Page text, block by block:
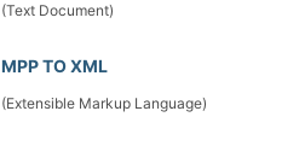
(Text Document)
MPP TO XML
(Extensible Markup Language)